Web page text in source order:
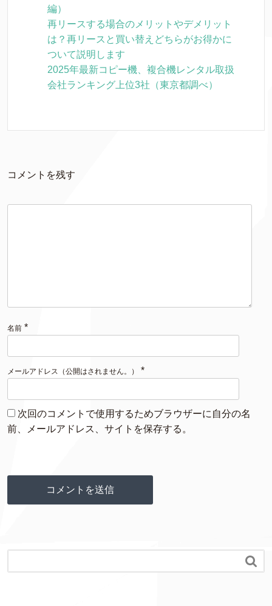
編）
再リースする場合のメリットやデメリット
は？再リースと買い替えどちらがお得かに
ついて説明します
2025年最新コピー機、複合機レンタル取扱
会社ランキング上位3社（東京都調べ）
コメントを残す
名前 *
メールアドレス（公開はされません。） *
次回のコメントで使用するためブラウザーに自分の名
前、メールアドレス、サイトを保存する。
